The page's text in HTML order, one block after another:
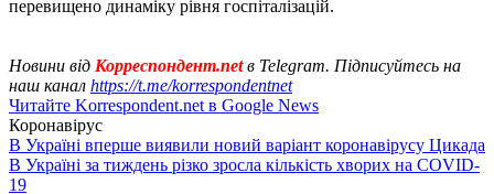
перевищено динаміку рівня госпіталізацій.
Новини від Корреспондент.netв Telegram. Підписуйтесь на
наш канал https://t.me/korrespondentnet
Читайте Korrespondent.net в Google News
Коронавірус
В Україні вперше виявили новий варіант коронавірусу Цикада
В Україні за тиждень різко зросла кількість хворих на COVID-
19